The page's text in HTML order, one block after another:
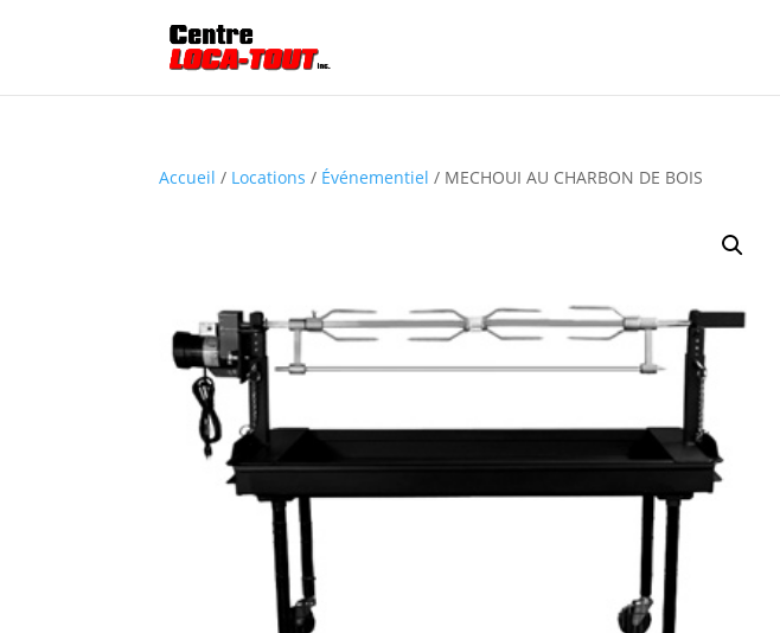
Accueil / Locations / Événementiel / MECHOUI AU CHARBON DE BOIS